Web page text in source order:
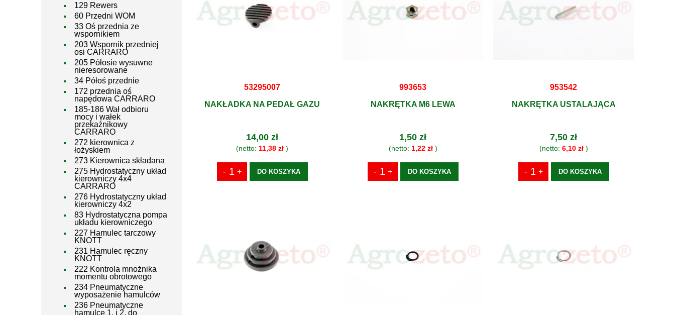
129 Rewers
60 Przedni WOM
33 Oś przednia ze
wspornikiem
203 Wspornik przedniej
osi CARRARO
205 Półosie wysuwne
nieresorowane
34 Półoś przednie
172 przednia oś
napędowa CARRARO
185-186 Wał odbioru
mocy i wałek
przekaźnikowy
CARRARO
272 kierownica z
łożyskiem
273 Kierownica składana
275 Hydrostatyczny układ
kierowniczy 4x4
CARRARO
276 Hydrostatyczny układ
kierowniczy 4x2
83 Hydrostatyczna pompa
układu kierowniczego
227 Hamulec tarczowy
KNOTT
231 Hamulec ręczny
KNOTT
222 Kontrola mnożnika
momentu obrotowego
234 Pneumatyczne
wyposażenie hamulców
236 Pneumatyczne
hamulce 1. i 2. do
53295007
NAKŁADKA NA PEDAŁ GAZU
14,00 zł
(netto: 11,38 zł )
DO KOSZYKA
993653
NAKRĘTKA M6 LEWA
1,50 zł
(netto: 1,22 zł)
DO KOSZYKA
953542
NAKRĘTKA USTALAJĄCA
7,50 zł
(netto: 6,10 zł)
DO KOSZYKA